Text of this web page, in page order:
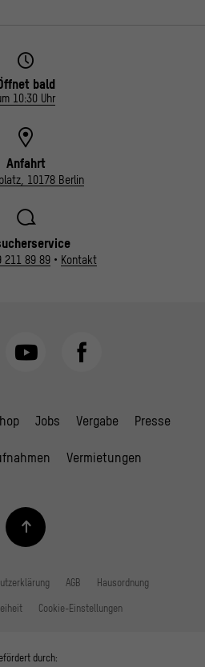
bald
10:30 Uhr
Anfahrt
10178 Berlin
211 89 89• Kontakt
Jobs Vergabe Presse
Vermietungen
AGB Hausordnung
Cookie-Einstellungen
durch: